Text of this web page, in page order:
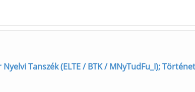
Tanszék (ELTE / BTK / MNyTudFu_I);